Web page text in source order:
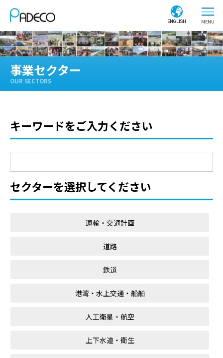
ENGLISH
事業セクター
OUR SECTORS
キーワードをご入力ください
セクターを選択してください
運輸・交通計画
道路
鉄道
港湾・水上交通・船舶
人工衛星・航空
上下水道・衛生